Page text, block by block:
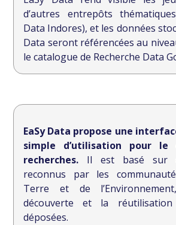
d’autres entrepôts
Data Indores), et les données
Data seront référencées au
le catalogue de Recherche Data
EaSy Data propose une
simple d’utilisation pour
recherches. Il est basé sur
reconnus par les
Terre et de
découverte et la
déposées.